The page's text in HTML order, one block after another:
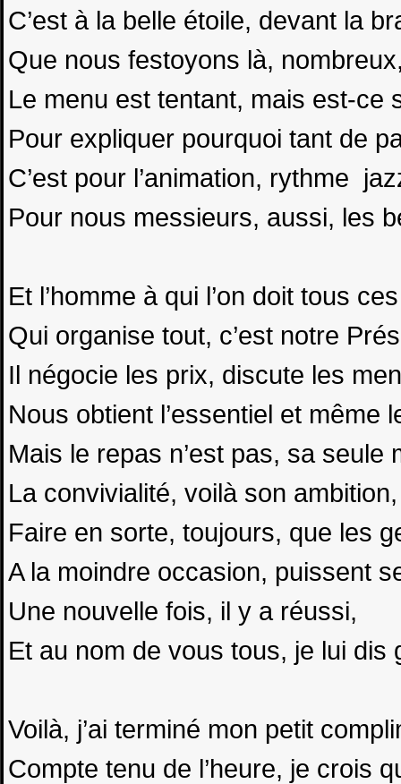
C’est à la belle étoile, devant la
Que nous festoyons là,
Le menu est tentant, mais est-ce
Pour expliquer pourquoi tant de
C’est pour l’animation, rythme
Pour nous messieurs, aussi, les
Et l’homme à qui l’on doit tous
Qui organise tout, c’est notre
Il négocie les prix, discute les
Nous obtient l’essentiel et même
Mais le repas n’est pas, sa seule
La convivialité, voilà son ambition,
Faire en sorte, toujours, que les
A la moindre occasion, puissent
Une nouvelle fois, il y a réussi,
Et au nom de vous tous, je lui dis
Voilà, j’ai terminé mon petit
Compte tenu de l’heure, je crois